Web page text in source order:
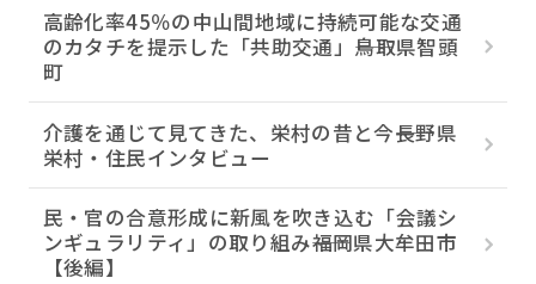
高齢化率45％の中山間地域に持続可能な交通
のカタチを提示した「共助交通」――鳥取県智頭
町
介護を通じて見てきた、栄村の昔と今――長野県
栄村・住民インタビュー
民・官の合意形成に新風を吹き込む「会議シ
ンギュラリティ」の取り組み――福岡県大牟田市
【後編】